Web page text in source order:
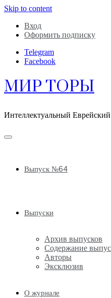
Skip to content
Вход
Оформить подписку
Telegram
Facebook
МИР ТОРЫ
Интеллектуальный
Выпуск №64
Выпуски
Архив выпусков
Содержание
Авторы
Эксклюзив
О журнале